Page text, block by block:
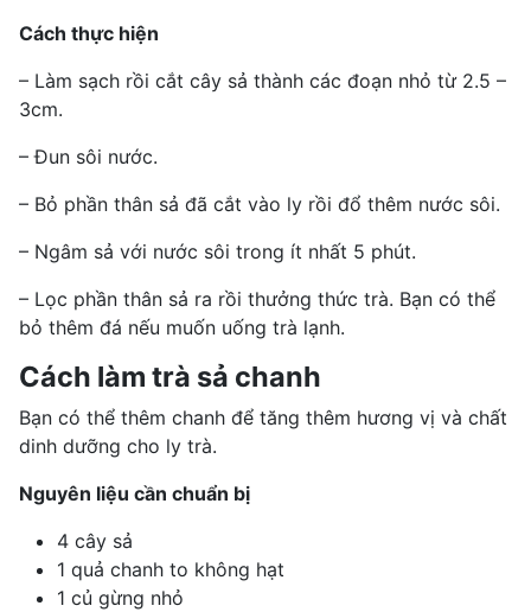
Cách thực hiện
– Làm sạch rồi cắt cây sả thành các đoạn nhỏ từ 2.5 –
3cm.
– Đun sôi nước.
– Bỏ phần thân sả đã cắt vào ly rồi đổ thêm nước sôi.
– Ngâm sả với nước sôi trong ít nhất 5 phút.
– Lọc phần thân sả ra rồi thưởng thức trà. Bạn có thể
bỏ thêm đá nếu muốn uống trà lạnh.
Cách làm trà sả chanh
Bạn có thể thêm chanh để tăng thêm hương vị và chất
dinh dưỡng cho ly trà.
Nguyên liệu cần chuẩn bị
4 cây sả
1 quả chanh to không hạt
1 củ gừng nhỏ